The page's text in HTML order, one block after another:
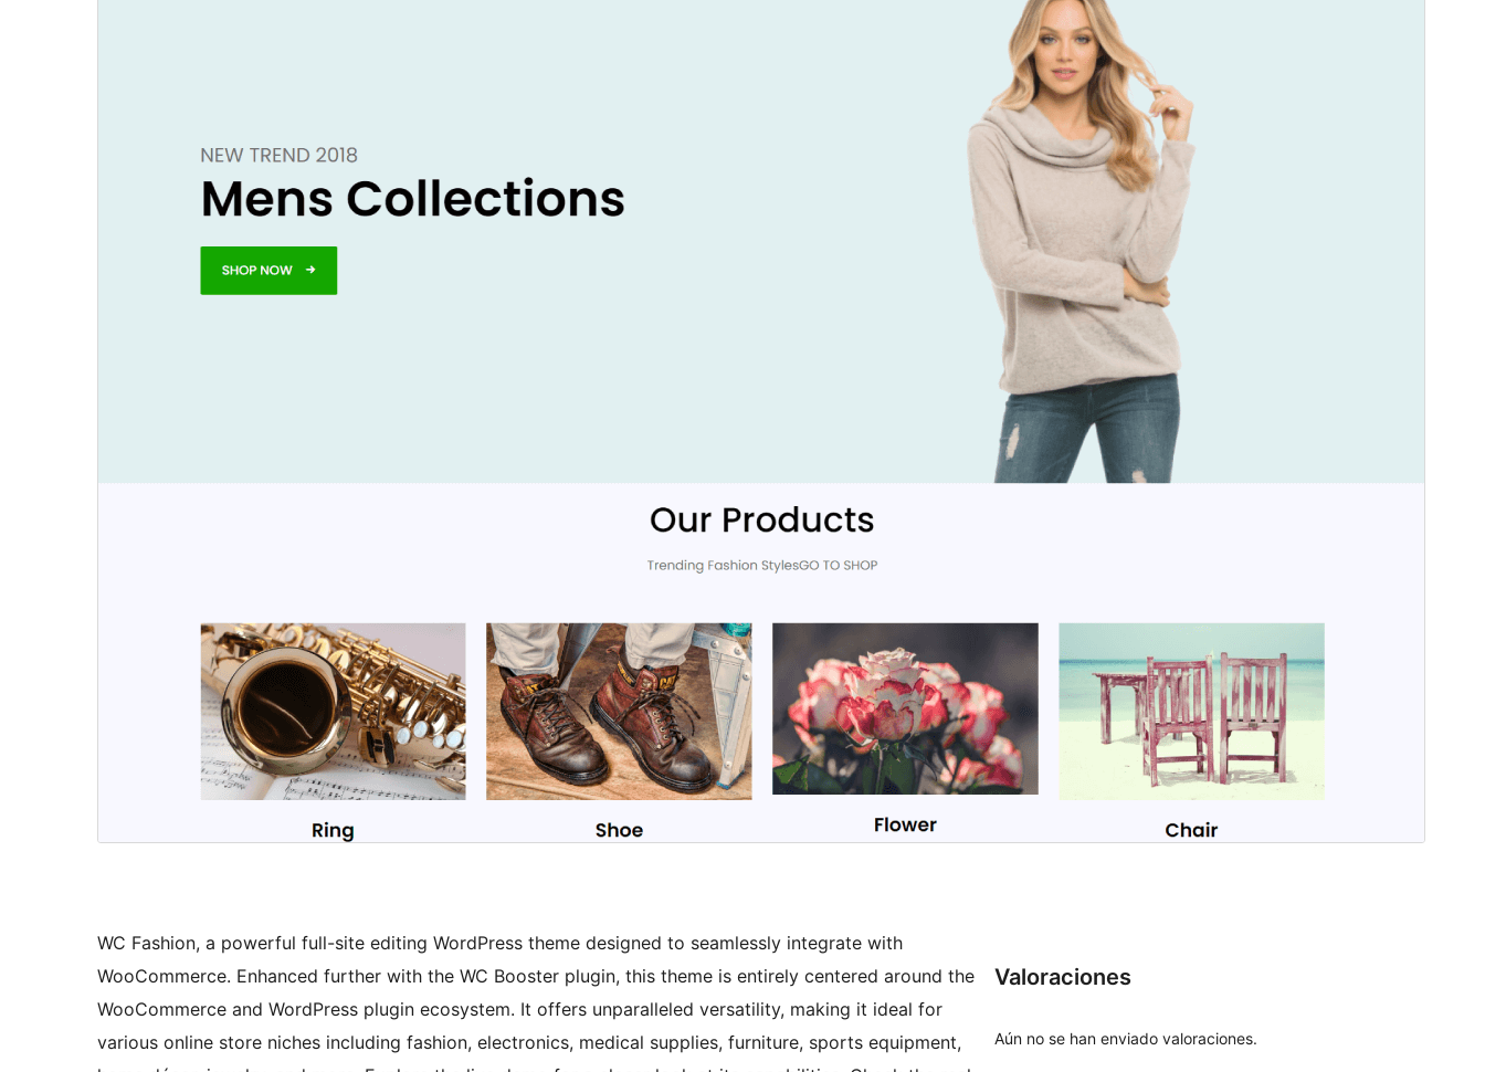
Página de inicio del tema
WC Fashion, a powerful full-site editing WordPress theme designed to seamlessly integrate with
WooCommerce. Enhanced further with the WC Booster plugin, this theme is entirely centered around the
WooCommerce and WordPress plugin ecosystem. It offers unparalleled versatility, making it ideal for
various online store niches including fashion, electronics, medical supplies, furniture, sports equipment,
Valoraciones
Aún no se han enviado valoraciones.